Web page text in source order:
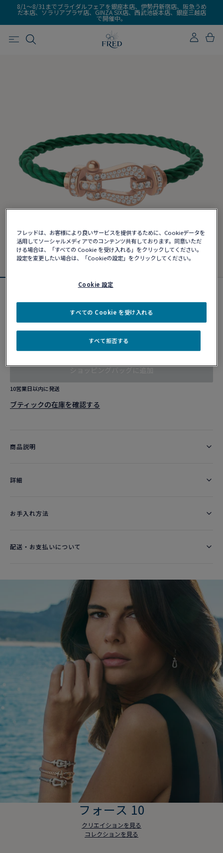
8/1～8/31までブライダルフェアを銀座本店、伊勢丹新宿店、阪急うめ
だ本店、ソラリアプラザ店、GINZA SIX店、西武池袋本店、銀座三越店
で開催中。
フォース10ブレスレット
カスタマイズ
ショッピングバッグに追加
10営業日以内に発送
ブティックの在庫を確認する​
商品説明
詳細​
お手入れ方法
配送・お支払いについて
フォース 10
クリエイションを見る
コレクションを見る
フレッドは、お客様により良いサービスを提供するために、Cookieデータを
活用してソーシャルメディアでのコンテンツ共有しております。同意いただ
ける場合は、「すべての Cookie を受け入れる」をクリックしてください。
設定を変更したい場合は、「Cookieの設定」をクリックしてください。
Cookie 設定
すべて拒否する
すべての Cookie を受け入れる